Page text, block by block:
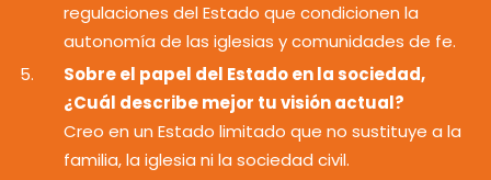
regulaciones del Estado que condicionen la
autonomía de las iglesias y comunidades de fe.
Sobre el papel del Estado en la sociedad,
¿Cuál describe mejor tu visión actual?
Creo en un Estado limitado que no sustituye a la
familia, la iglesia ni la sociedad civil.